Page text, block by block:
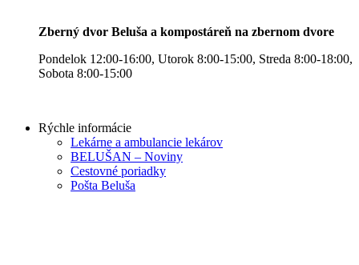
Zberný dvor Beluša a kompostáreň na zbernom dvore
Pondelok 12:00-16:00, Utorok 8:00-15:00, Streda 8:00-18:00,
Sobota 8:00-15:00
Rýchle informácie
Lekárne a ambulancie lekárov
BELUŠAN – Noviny
Cestovné poriadky
Pošta Beluša